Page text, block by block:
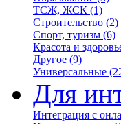
ТСЖ, ЖСК (1)
Строительство (2)
Спорт, туризм (6)
Красота и
Другое (9)
Универсальные
Для
Интеграция с